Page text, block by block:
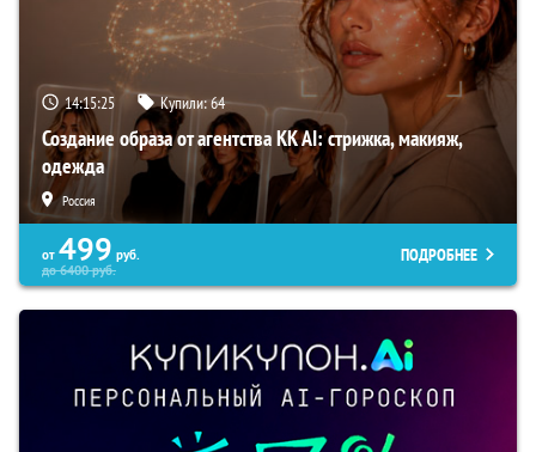
14:15:24 Купили:64
Создание образа от агентства KK AI: стрижка, макияж,
одежда
Россия
от 499 руб.
до6400руб.
ПОДРОБНЕЕ